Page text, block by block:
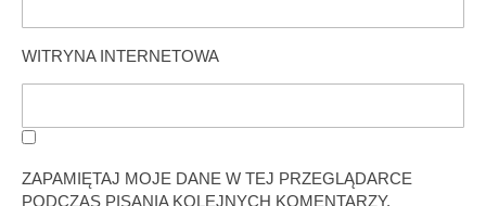
WITRYNA INTERNETOWA
ZAPAMIĘTAJ MOJE DANE W TEJ PRZEGLĄDARCE
PODCZAS PISANIA KOLEJNYCH KOMENTARZY.